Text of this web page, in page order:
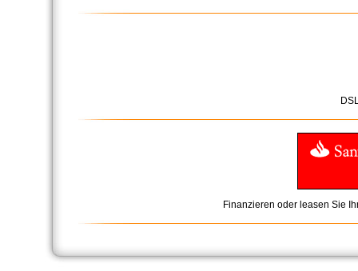
Finanzieren oder leasen Sie